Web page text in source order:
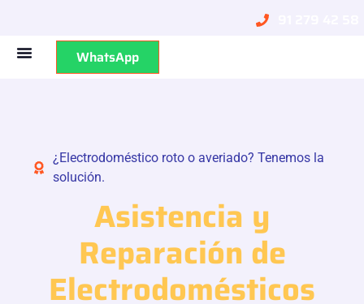
WhatsApp
¿Electrodoméstico roto o averiado? Tenemos la
solución.
Asistencia y
Reparación de
Electrodomésticos